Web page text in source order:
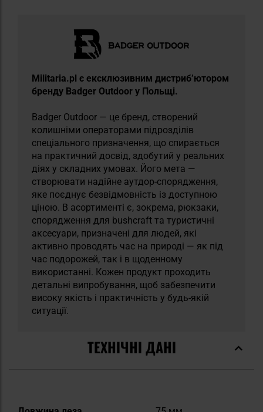
Militaria.pl є ексклюзивним дистриб’ютором
бренду Badger Outdoor у Польщі.
Badger Outdoor — це бренд, створений
колишніми операторами підрозділів
спеціального призначення, що спирається
на практичний досвід, здобутий у реальних
діях у складних умовах. Його мета —
створювати надійне аутдор-спорядження,
яке поєднує безвідмовність із доступною
ціною. В асортименті є, зокрема, рюкзаки,
спорядження для bushcraft та туристичні
аксесуари, призначені для людей, які
активно проводять час на природі — як під
час подорожей, так і в щоденному
використанні. Кожен продукт проходить
детальні випробування, щоб забезпечити
високу якість і практичність у будь-якій
ситуації.
ТЕХНІЧНІ ДАНІ
Докладніше